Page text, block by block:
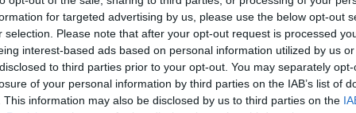
for targeted advertising by us, please use the below opt-out
selection. Please note that after your opt-out request is processed
interest-based ads based on personal information utilized by us
to third parties prior to your opt-out. You may separately
of your personal information by third parties on the IAB’s list of
This information may also be disclosed by us to third parties on the
a quanto pare non é più la stessa. Dante e Leardi sono lo
diventare un fiore all’occhiello, palazzi di lusso per
non sono mai interamente iniziati e adesso sono lì,
latente e una città che sta morendo, proprio come